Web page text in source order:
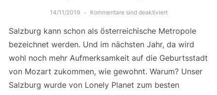
14/11/2019 Kommentare sind deaktiviert
Salzburg kann schon als österreichische Metropole
bezeichnet werden. Und im nächsten Jahr, da wird
wohl noch mehr Aufmerksamkeit auf die Geburtsstadt
von Mozart zukommen, wie gewohnt. Warum? Unser
Salzburg wurde von Lonely Planet zum besten